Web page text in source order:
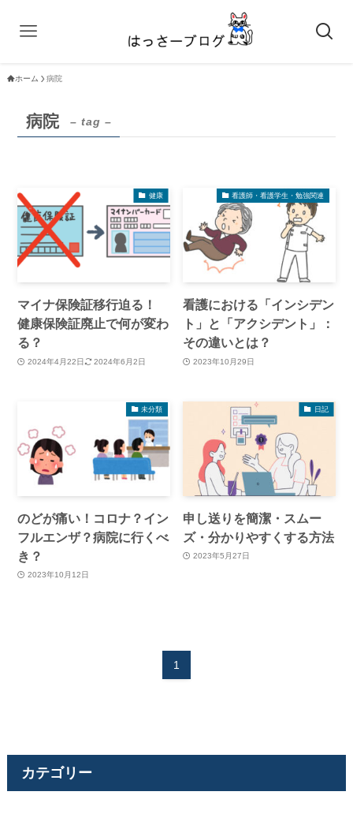
ホーム 病院
病院 – tag –
健康
マイナ保険証移行迫る！
健康保険証廃止で何が変わ
る？
2024年4月22日 2024年6月2日
看護師・看護学生・勉強関連
看護における「インシデン
ト」と「アクシデント」：
その違いとは？
2023年10月29日
未分類
のどが痛い！コロナ？イン
フルエンザ？病院に行くべ
き？
2023年10月12日
日記
申し送りを簡潔・スムー
ズ・分かりやすくする方法
2023年5月27日
1
カテゴリー